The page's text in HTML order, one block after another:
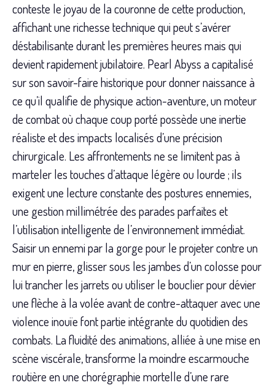
conteste le joyau de la couronne de cette production,
affichant une richesse technique qui peut s’avérer
déstabilisante durant les premières heures mais qui
devient rapidement jubilatoire. Pearl Abyss a capitalisé
sur son savoir-faire historique pour donner naissance à
ce qu’il qualifie de physique action-aventure, un moteur
de combat où chaque coup porté possède une inertie
réaliste et des impacts localisés d’une précision
chirurgicale. Les affrontements ne se limitent pas à
marteler les touches d’attaque légère ou lourde ; ils
exigent une lecture constante des postures ennemies,
une gestion millimétrée des parades parfaites et
l’utilisation intelligente de l’environnement immédiat.
Saisir un ennemi par la gorge pour le projeter contre un
mur en pierre, glisser sous les jambes d’un colosse pour
lui trancher les jarrets ou utiliser le bouclier pour dévier
une flèche à la volée avant de contre-attaquer avec une
violence inouïe font partie intégrante du quotidien des
combats. La fluidité des animations, alliée à une mise en
scène viscérale, transforme la moindre escarmouche
routière en une chorégraphie mortelle d’une rare